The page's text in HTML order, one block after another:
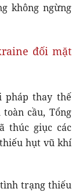
không ngừng
đối mặt
pháp thay thế
cầu, Tổng
thúc giục các
hụt vũ khí
trạng thiếu